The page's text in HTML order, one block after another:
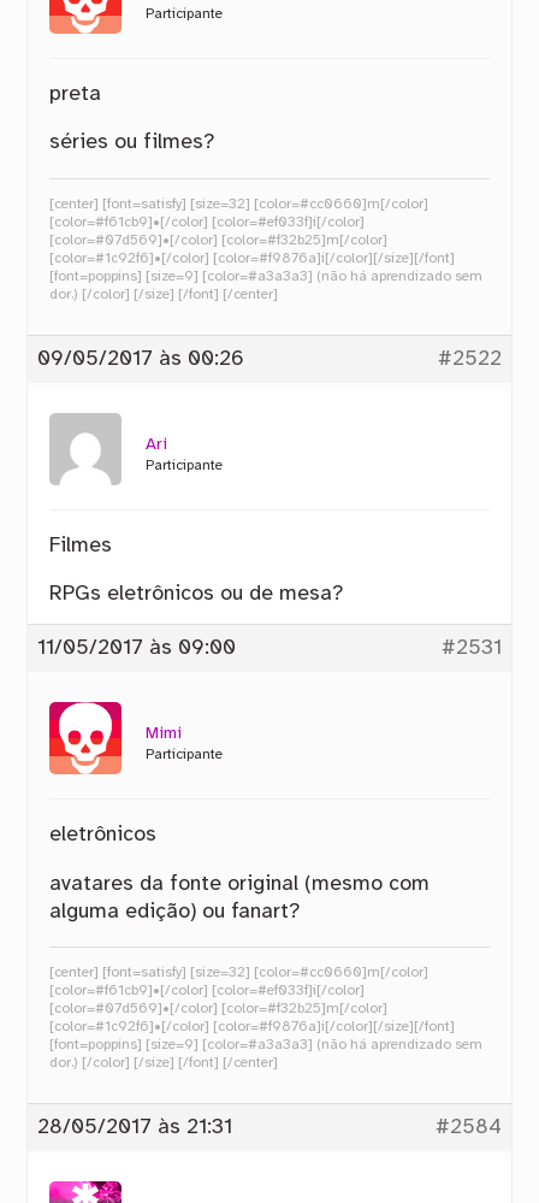
Participante
preta
séries ou filmes?
[center] [font=satisfy] [size=32] [color=#cc0660]m[/color]
[color=#f61cb9]•[/color] [color=#ef033f]i[/color]
[color=#07d569]•[/color] [color=#f32b25]m[/color]
[color=#1c92f6]•[/color] [color=#f9876a]i[/color][/size][/font]
[font=poppins] [size=9] [color=#a3a3a3] (não há aprendizado sem
dor.) [/color] [/size] [/font] [/center]
09/05/2017 às 00:26 #2522
Ari
Participante
Filmes
RPGs eletrônicos ou de mesa?
11/05/2017 às 09:00 #2531
Mimi
Participante
eletrônicos
avatares da fonte original (mesmo com
alguma edição) ou fanart?
[center] [font=satisfy] [size=32] [color=#cc0660]m[/color]
[color=#f61cb9]•[/color] [color=#ef033f]i[/color]
[color=#07d569]•[/color] [color=#f32b25]m[/color]
[color=#1c92f6]•[/color] [color=#f9876a]i[/color][/size][/font]
[font=poppins] [size=9] [color=#a3a3a3] (não há aprendizado sem
dor.) [/color] [/size] [/font] [/center]
28/05/2017 às 21:31 #2584